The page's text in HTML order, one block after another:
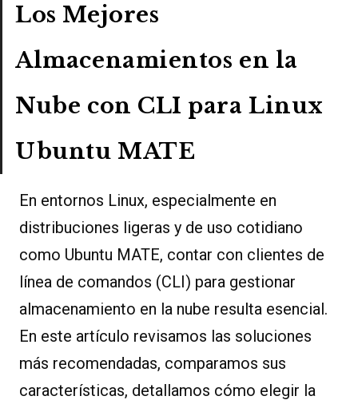
Los Mejores
Almacenamientos en la
Nube con CLI para Linux
Ubuntu MATE
En entornos Linux, especialmente en
distribuciones ligeras y de uso cotidiano
como Ubuntu MATE, contar con clientes de
línea de comandos (CLI) para gestionar
almacenamiento en la nube resulta esencial.
En este artículo revisamos las soluciones
más recomendadas, comparamos sus
características, detallamos cómo elegir la